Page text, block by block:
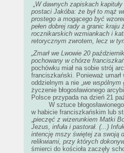
„W dawnych zapiskach
postaci Jakóba: że był to mąż
prostego a mogącego być
pełen dobrej rady a granic kraju
rocznikarskich wzmiankach i
retorycznym zwrotem, lecz w
„Zmarł we Lwowie 20
pochowany w chórze
pochówku miał na sobie strój
franciszkański. Ponieważ
oddzielnym a nie „we wspólnym
życzenie błogosławionego
Polsce przypada na dzień 21
W sztuce błogosławionego
w habicie franciszkańskim lub
„pieczęć z wizerunkiem Matki
Jezus, infuła i pastorał. (...)
intencję mszy świętej za swoją
relikwiami, przy których
śmierci do kościoła zaczęły